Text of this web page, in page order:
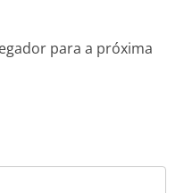
para a próxima